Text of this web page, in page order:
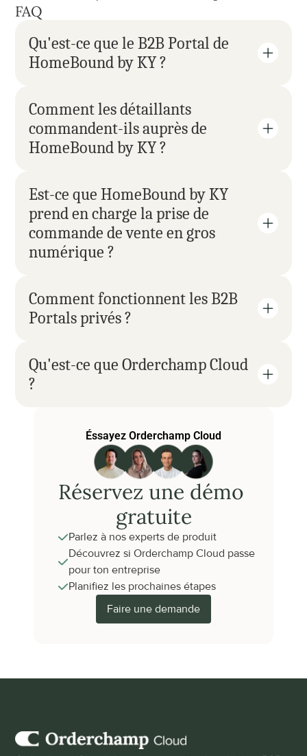
FAQ
Qu'est-ce que le B2B Portal de
HomeBound by KY ?
Comment les détaillants
commandent-ils auprès de
HomeBound by KY ?
Est-ce que HomeBound by KY
prend en charge la prise de
commande de vente en gros
numérique ?
Comment fonctionnent les B2B
Portals privés ?
Qu'est-ce que Orderchamp Cloud
?
Éssayez Orderchamp Cloud
Réservez une démo
gratuite
Parlez à nos experts de produit
Découvrez si Orderchamp Cloud passe
pour ton entreprise
Planifiez les prochaines étapes
Faire une demande